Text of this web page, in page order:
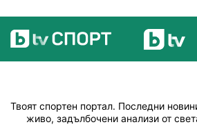
Твоят спортен портал. Последни
живо, задълбочени анализи от